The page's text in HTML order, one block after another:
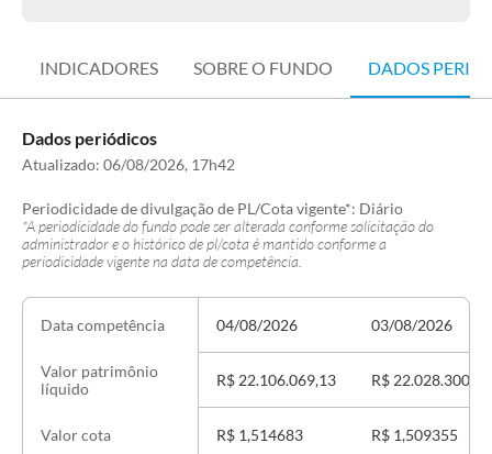
INDICADORES SOBRE O FUNDO DADOS
Dados periódicos
Atualizado: 06/08/2026, 17h42
Periodicidade de divulgação de PL/Cota vigente*: Diário
*A periodicidade do fundo pode ser alterada conforme solicitação do
administrador e o histórico de pl/cota é mantido conforme a
periodicidade vigente na data de competência.
Data competência
Valor patrimônio
líquido
Valor cota
04/08/2026
R$ 22.106.069,13
R$ 1,514683
03/08/2026
R$ 22.028.300,38
R$ 1,509355